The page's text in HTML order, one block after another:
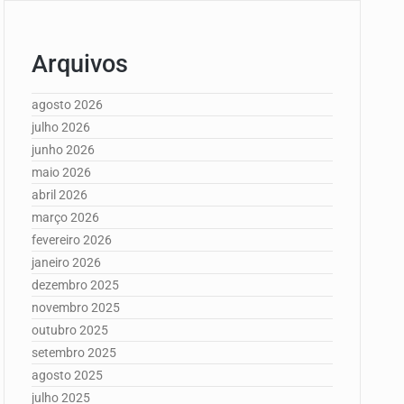
Arquivos
agosto 2026
julho 2026
junho 2026
maio 2026
abril 2026
março 2026
fevereiro 2026
janeiro 2026
dezembro 2025
novembro 2025
outubro 2025
setembro 2025
agosto 2025
julho 2025